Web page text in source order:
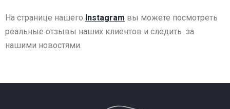
На странице нашего Instagram вы можете посмотреть
реальные отзывы наших клиентов и следить за
нашими новостями.